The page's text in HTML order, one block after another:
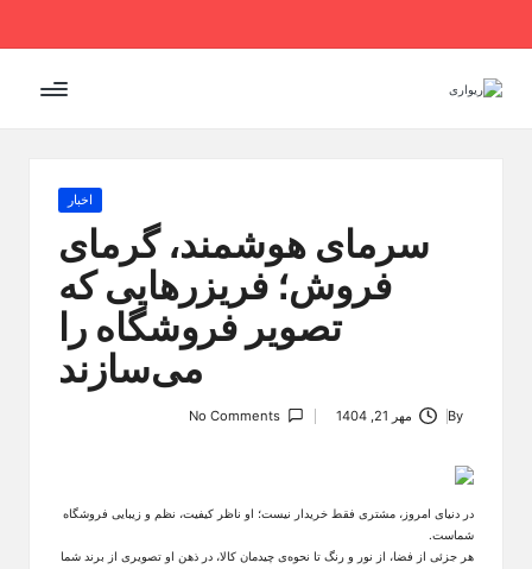
Skip
content
Posted
اخبار
سرمای هوشمند، گرمای
فروش؛ فریزرهایی که
تصویر فروشگاه را
می‌سازند
Posted
By مهر 21, 1404 No Comments
در دنیای امروز، مشتری فقط خریدار نیست؛ او ناظر کیفیت، نظم و زیبایی فروشگاه
شماست.
هر جزئی از فضا، از نور و رنگ تا نحوه‌ی چیدمان کالا، در ذهن او تصویری از برند شما